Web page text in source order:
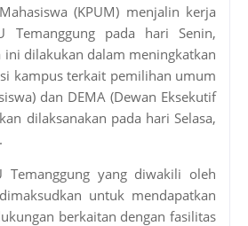
(KPUM) menjalin kerja
Temanggung pada hari Senin,
ini dilakukan dalam meningkatkan
kampus terkait pemilihan umum
dan DEMA (Dewan Eksekutif
dilaksanakan pada hari Selasa,
Temanggung yang diwakili oleh
untuk mendapatkan
berkaitan dengan fasilitas